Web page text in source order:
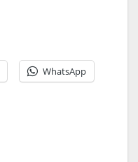
WhatsApp